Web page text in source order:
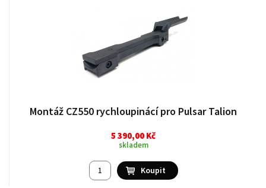
Montáž CZ550 rychloupinácí pro Pulsar Talion
5 390,00 Kč
skladem